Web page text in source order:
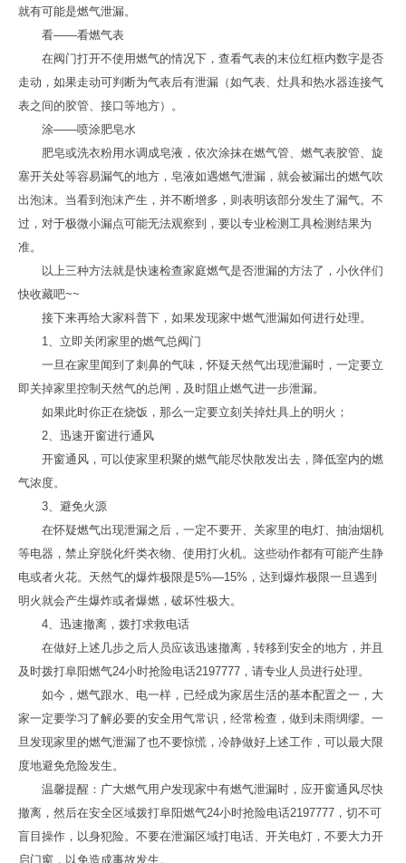
就有可能是燃气泄漏。
看——看燃气表
在阀门打开不使用燃气的情况下，查看气表的末位红框内数字是否
走动，如果走动可判断为气表后有泄漏（如气表、灶具和热水器连接气
表之间的胶管、接口等地方）。
涂——喷涂肥皂水
肥皂或洗衣粉用水调成皂液，依次涂抹在燃气管、燃气表胶管、旋
塞开关处等容易漏气的地方，皂液如遇燃气泄漏，就会被漏出的燃气吹
出泡沫。当看到泡沫产生，并不断增多，则表明该部分发生了漏气。不
过，对于极微小漏点可能无法观察到，要以专业检测工具检测结果为
准。
以上三种方法就是快速检查家庭燃气是否泄漏的方法了，小伙伴们
快收藏吧~~
接下来再给大家科普下，如果发现家中燃气泄漏如何进行处理。
1、立即关闭家里的燃气总阀门
一旦在家里闻到了刺鼻的气味，怀疑天然气出现泄漏时，一定要立
即关掉家里控制天然气的总闸，及时阻止燃气进一步泄漏。
如果此时你正在烧饭，那么一定要立刻关掉灶具上的明火；
2、迅速开窗进行通风
开窗通风，可以使家里积聚的燃气能尽快散发出去，降低室内的燃
气浓度。
3、避免火源
在怀疑燃气出现泄漏之后，一定不要开、关家里的电灯、抽油烟机
等电器，禁止穿脱化纤类衣物、使用打火机。这些动作都有可能产生静
电或者火花。天然气的爆炸极限是5%—15%，达到爆炸极限一旦遇到
明火就会产生爆炸或者爆燃，破坏性极大。
4、迅速撤离，拨打求救电话
在做好上述几步之后人员应该迅速撤离，转移到安全的地方，并且
及时拨打阜阳燃气24小时抢险电话2197777，请专业人员进行处理。
如今，燃气跟水、电一样，已经成为家居生活的基本配置之一，大
家一定要学习了解必要的安全用气常识，经常检查，做到未雨绸缪。一
旦发现家里的燃气泄漏了也不要惊慌，冷静做好上述工作，可以最大限
度地避免危险发生。
温馨提醒：广大燃气用户发现家中有燃气泄漏时，应开窗通风尽快
撤离，然后在安全区域拨打阜阳燃气24小时抢险电话2197777，切不可
盲目操作，以身犯险。不要在泄漏区域打电话、开关电灯，不要大力开
启门窗，以免造成事故发生。